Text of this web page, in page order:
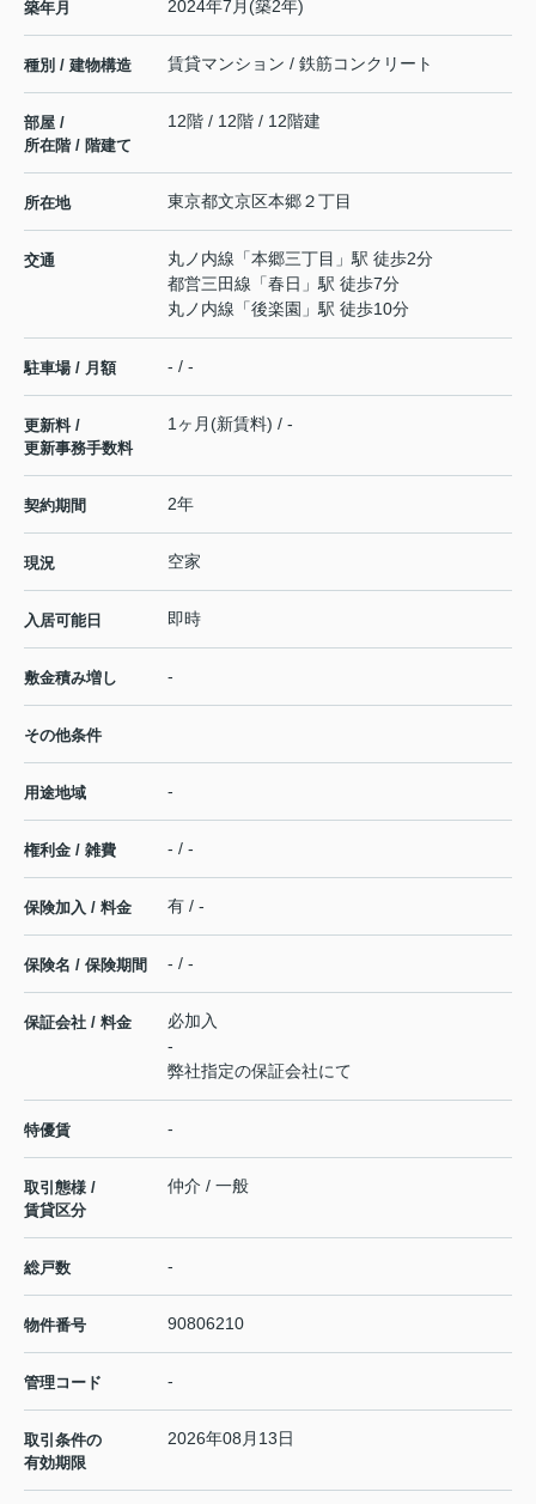
築年月 2024年7月(築2年)
種別 / 建物構造 賃貸マンション / 鉄筋コンクリート
部屋 /
所在階 / 階建て
12階 / 12階 / 12階建
所在地 東京都文京区本郷２丁目
交通 丸ノ内線 「本郷三丁目 」駅 徒歩2分
都営三田線 「春日 」駅 徒歩7分
丸ノ内線 「後楽園 」駅 徒歩10分
駐車場 / 月額 - / -
更新料 /
更新事務手数料
1ヶ月(新賃料) / -
契約期間 2年
現況 空家
入居可能日 即時
敷金積み増し -
その他条件
用途地域 -
権利金 / 雑費 - / -
保険加入 / 料金 有 / -
保険名 / 保険期間 - / -
保証会社 / 料金
必加入
-
弊社指定の保証会社にて
特優賃 -
取引態様 /
賃貸区分
仲介 / 一般
総戸数 -
物件番号 90806210
管理コード -
取引条件の
有効期限
2026年08月13日